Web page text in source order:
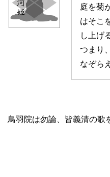
庭を菊
はそこ
し上げ
つまり
なぞら
鳥羽院は勿論、皆義清の歌